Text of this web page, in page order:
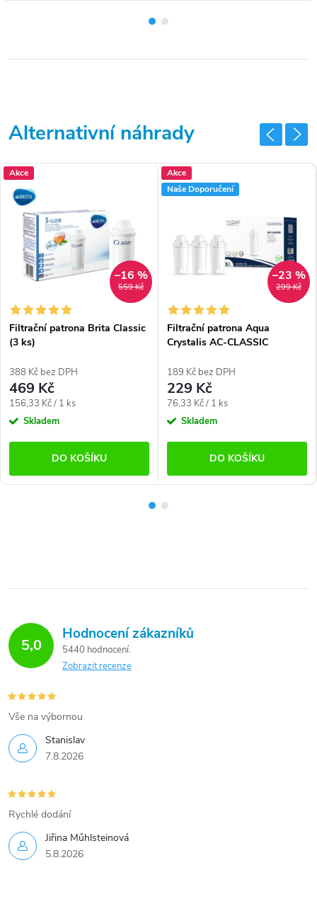
Akce
559 Kč
–16 %
Filtrační patrona Brita Classic
(3 ks)
388 Kč bez DPH
469 Kč
Měrná
cena:
156,33 Kč / 1 ks
Skladem
DO KOŠÍKU
Akce
Naše Doporučení
299 Kč
–23 %
Filtrační patrona Aqua
Crystalis AC-CLASSIC
kusy)
189 Kč bez DPH
229 Kč
Měrná
cena:
76,33 Kč / 1 ks
Skladem
DO KOŠÍKU
5,0
Hodnocení zákazníků
5440 hodnocení
Zobrazit recenze
Stanislav
7.8.2026
Vše na výbornou
Jiřina Műhlsteinová
5.8.2026
Rychlé dodání